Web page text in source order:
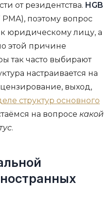
от резидентства. HGB
PMA), поэтому вопрос
к юридическому лицу, а
этой причине
так часто выбирают
настраивается на
выход,
структур основного
на вопросе какой
.